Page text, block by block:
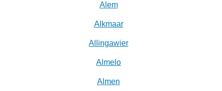
Alem
Alkmaar
Allingawier
Almelo
Almen